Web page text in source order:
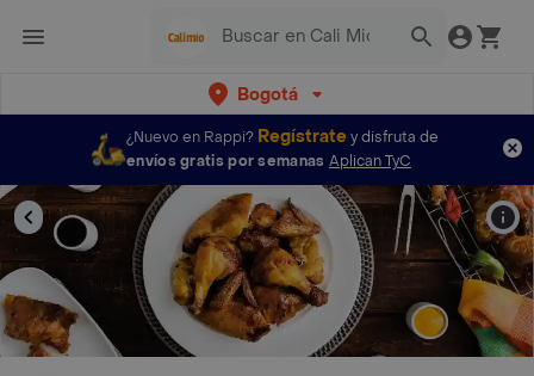
Bogotá
¿Nuevo en Rappi? Regístratey disfruta de
envíos gratis por semanas Aplican TyC